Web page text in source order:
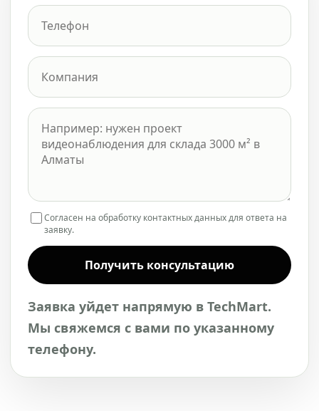
Согласен на обработку контактных данных для ответа на
заявку.
Получить консультацию
Заявка уйдет напрямую в TechMart.
Мы свяжемся с вами по указанному
телефону.